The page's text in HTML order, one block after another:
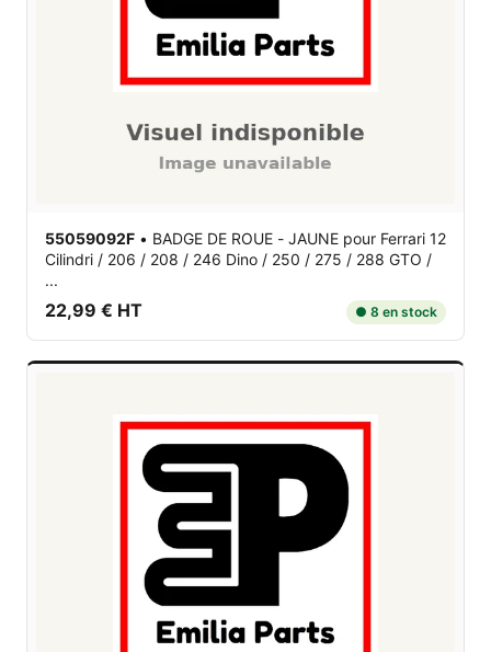
55059092F • BADGE DE ROUE - JAUNE pour Ferrari 12
Cilindri / 206 / 208 / 246 Dino / 250 / 275 / 288 GTO /
...
22,99 € HT ● 8 en stock